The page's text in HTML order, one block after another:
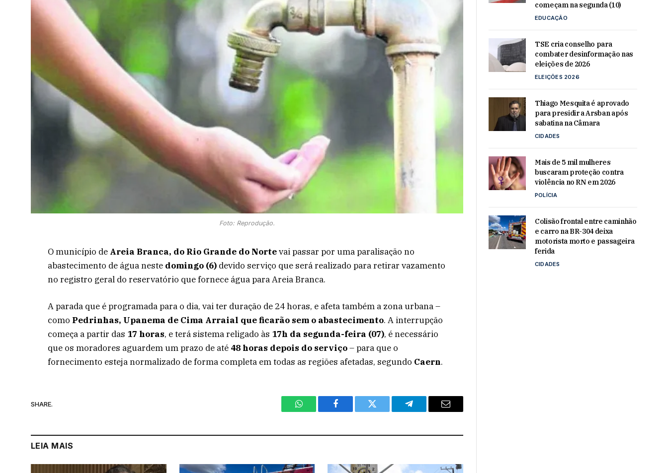
Foto: Reprodução.
O município de Areia Branca, do Rio Grande do Nortevai passar por uma paralisação no
abastecimento de água neste domingo (6) devido serviço que será realizado para retirar vazamento
no registro geral do reservatório que fornece água para Areia Branca.
A parada que é programada para o dia, vai ter duração de 24 horas, e afeta também a zona urbana –
como Pedrinhas, Upanema de Cima Arraial que ficarão sem o abastecimento. A interrupção
começa a partir das 17 horas, e terá sistema religado às 17h da segunda-feira (07), é necessário
que os moradores aguardem um prazo de até 48 horas depois do serviço– para que o
fornecimento esteja normalizado de forma completa em todas as regiões afetadas, segundo Caern.
SHARE.
WhatsAppFacebook Twitter Telegram Email
LEIA MAIS
começam na segunda (10)
EDUCAÇÃO
TSE cria conselho para
combater desinformação nas
eleições de 2026
ELEIÇÕES 2026
Thiago Mesquita é aprovado
para presidir a Arsban após
sabatina na Câmara
CIDADES
Mais de 5 mil mulheres
buscaram proteção contra
violência no RN em 2026
POLÍCIA
Colisão frontal entre caminhão
e carro na BR-304 deixa
motorista morto e passageira
ferida
CIDADES